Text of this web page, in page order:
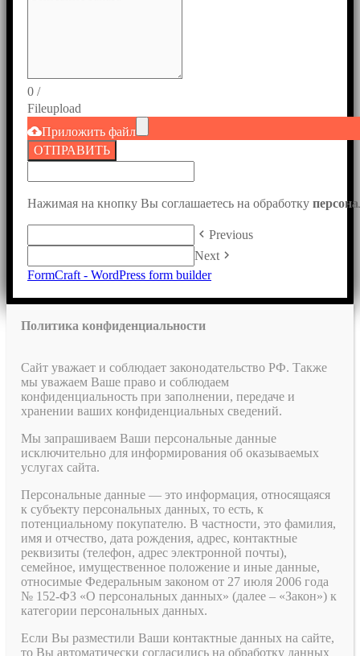
0 /
Fileupload
cloud_uploadПриложить файл
ОТПРАВИТЬ
Нажимая на кнопку Вы соглашаетесь на обработку
keyboard_arrow_left Previous
Next keyboard_arrow_right
FormCraft - WordPress form builder
Политика конфиденциальности
Сайт уважает и соблюдает законодательство РФ. Также
мы уважаем Ваше право и соблюдаем
конфиденциальность при заполнении, передаче и
хранении ваших конфиденциальных сведений.
Мы запрашиваем Ваши персональные данные
исключительно для информирования об оказываемых
услугах сайта.
Персональные данные — это информация, относящаяся
к субъекту персональных данных, то есть, к
потенциальному покупателю. В частности, это фамилия,
имя и отчество, дата рождения, адрес, контактные
реквизиты (телефон, адрес электронной почты),
семейное, имущественное положение и иные данные,
относимые Федеральным законом от 27 июля 2006 года
№ 152-ФЗ «О персональных данных» (далее – «Закон») к
категории персональных данных.
Если Вы разместили Ваши контактные данных на сайте,
то Вы автоматически согласились на обработку данных